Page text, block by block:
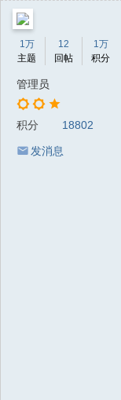
1万
主题
12
回帖
1万
积分
管理员
积分 18802
发消息